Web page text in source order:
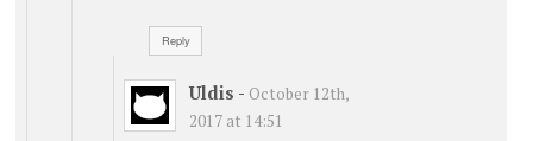
Reply
Uldis - October 12th,
2017 at 14:51